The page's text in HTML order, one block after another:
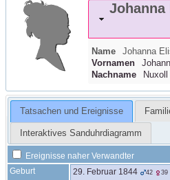
Johanna
Name Johanna
Vornamen
Nachname
Nuxoll
Tatsachen und Ereignisse
Interaktives Sanduhrdiagramm
Ereignisse naher Verwandter
Geburt
29. Februar 1844 42 39